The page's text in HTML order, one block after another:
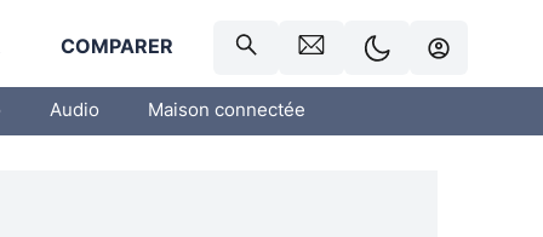
COMPARER
Audio Maison connectée